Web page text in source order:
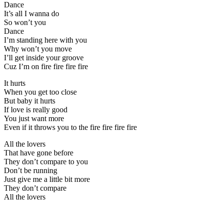
Dance
It’s all I wanna do
So won’t you
Dance
I’m standing here with you
Why won’t you move
I’ll get inside your groove
Cuz I’m on fire fire fire fire
It hurts
When you get too close
But baby it hurts
If love is really good
You just want more
Even if it throws you to the fire fire fire fire
All the lovers
That have gone before
They don’t compare to you
Don’t be running
Just give me a little bit more
They don’t compare
All the lovers